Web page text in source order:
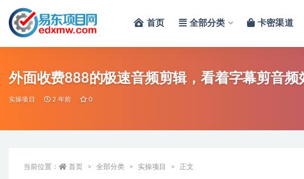
首页 全部分类 卡密渠道
外面收费888的极速音频剪辑，看着字幕剪音频
实操项目 2 年前 0
当前位置： 首页 全部分类 实操项目 正文